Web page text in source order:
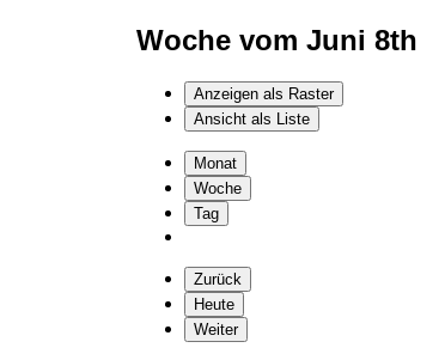
Woche vom Juni 8th
Anzeigen als Raster
Ansicht als Liste
Monat
Woche
Tag
Zurück
Heute
Weiter